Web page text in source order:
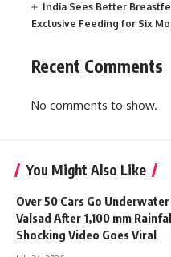
India Sees Better
Exclusive Feeding for Six
Recent Comments
No comments to show.
You Might Also Like
Over 50 Cars Go Underwater
Valsad After 1,100 mm
Shocking Video Goes Viral